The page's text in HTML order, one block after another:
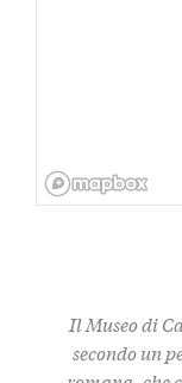
Il Museo di
secondo un